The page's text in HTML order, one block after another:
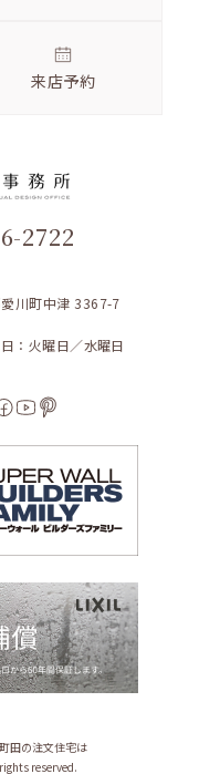
来店予約
2722
川町中津 3367-7
：火曜日／水曜日
田の注文住宅は
reserved.